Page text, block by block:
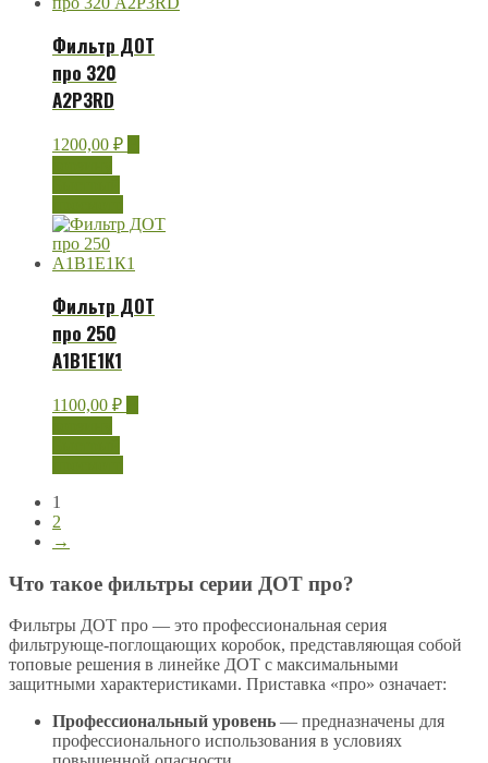
Фильтр ДОТ
про 320
А2Р3RD
1200,00 ₽
Фильтр ДОТ
про 250
А1В1Е1К1
1100,00 ₽
1
2
→
Что такое фильтры серии ДОТ про?
Фильтры ДОТ про — это профессиональная серия
фильтрующе-поглощающих коробок, представляющая собой
топовые решения в линейке ДОТ с максимальными
защитными характеристиками. Приставка «про» означает:
Профессиональный уровень — предназначены для
профессионального использования в условиях